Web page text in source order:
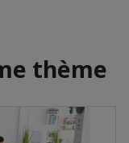
thème